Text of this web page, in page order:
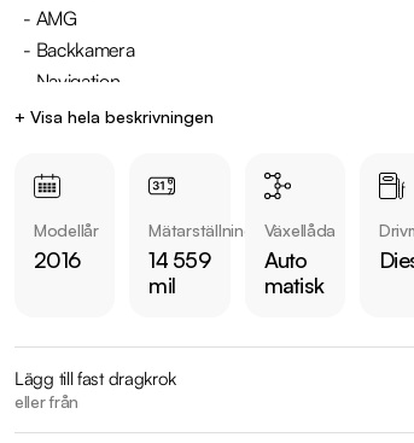
  - Bluetooth
Jämför denna bil med någon av våra andra
på https://www.riddermarkbil.se/kopa-bil/
Vid blandad körning är förbrukning endast 0.40 l/
+ Visa hela beskrivningen
Modellår
2016
Mätarställning
14 559
mil
Växellåda
Auto
matisk
Lägg till fast dragkrok
eller från